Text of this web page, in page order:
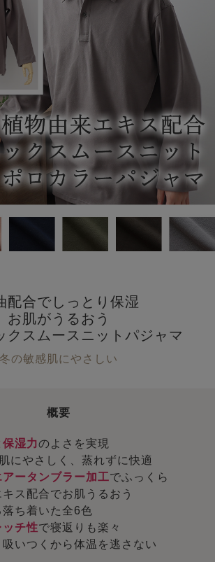
配合でしっとり保湿
お肌がうるおう
クスムースニットパジャマ
冬の敏感肌にやさしい
概要
保湿力のよさを実現
にやさしく、蒸れずに快適
アータンブラー加工でふっくら
ス配合でお肌うるおう
ち着いた全6色
ッチ性で寝返りも楽々
吸いつくから体温を逃さない